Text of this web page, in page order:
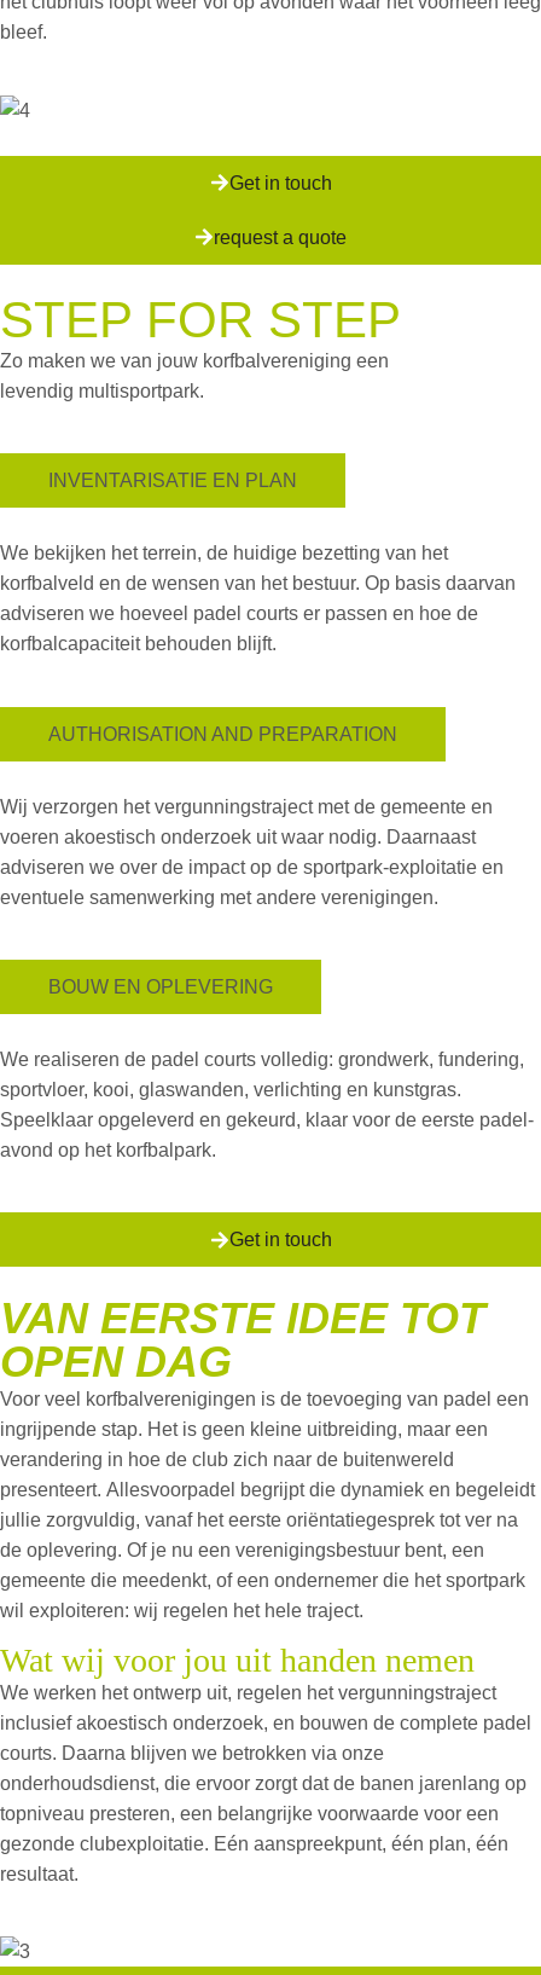
bleef.
Get in touch
request a quote
STEP FOR STEP
Zo maken we van jouw korfbalvereniging een
levendig multisportpark.
INVENTARISATIE EN PLAN
We bekijken het terrein, de huidige bezetting van het
korfbalveld en de wensen van het bestuur. Op basis daarvan
adviseren we hoeveel padel courts er passen en hoe de
korfbalcapaciteit behouden blijft.
AUTHORISATION AND PREPARATION
Wij verzorgen het vergunningstraject met de gemeente en
voeren akoestisch onderzoek uit waar nodig. Daarnaast
adviseren we over de impact op de sportpark-exploitatie en
eventuele samenwerking met andere verenigingen.
BOUW EN OPLEVERING
We realiseren de padel courts volledig: grondwerk, fundering,
sportvloer, kooi, glaswanden, verlichting en kunstgras.
Speelklaar opgeleverd en gekeurd, klaar voor de eerste padel -
avond op het korfbalpark.
Get in touch
VAN EERSTE IDEE TOT
OPEN DAG
Voor veel korfbalverenigingen is de toevoeging van padel een
ingrijpende stap. Het is geen kleine uitbreiding, maar een
verandering in hoe de club zich naar de buitenwereld
presenteert. Allesvoorpadel begrijpt die dynamiek en begeleidt
jullie zorgvuldig, vanaf het eerste oriëntatiegesprek tot ver na
de oplevering. Of je nu een verenigingsbestuur bent, een
gemeente die meedenkt, of een ondernemer die het sportpark
wil exploiteren: wij regelen het hele traject.
Wat wij voor jou uit handen nemen
We werken het ontwerp uit, regelen het vergunningstraject
inclusief akoestisch onderzoek, en bouwen de complete padel
courts. Daarna blijven we betrokken via onze
onderhoudsdienst, die ervoor zorgt dat de banen jarenlang op
topniveau presteren, een belangrijke voorwaarde voor een
gezonde clubexploitatie. Eén aanspreekpunt, één plan, één
resultaat.